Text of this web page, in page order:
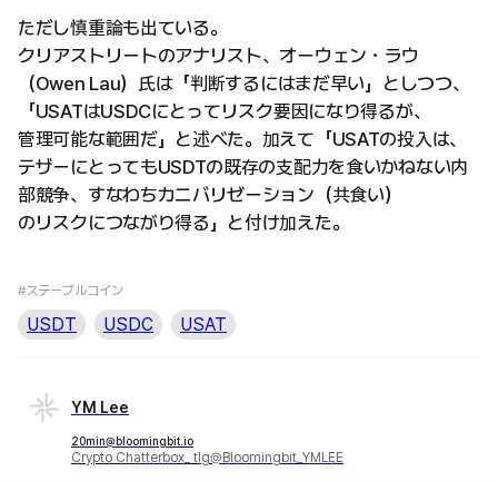
ただし慎重論も出ている。
クリアストリートのアナリスト、オーウェン・ラウ
（Owen Lau）氏は「判断するにはまだ早い」としつつ、
「USATはUSDCにとってリスク要因になり得るが、
管理可能な範囲だ」と述べた。加えて「USATの投入は、
テザーにとってもUSDTの既存の支配力を食いかねない内
部競争、すなわちカニバリゼーション（共食い）
のリスクにつながり得る」と付け加えた。
#ステーブルコイン
USDT USDC USAT
YM Lee
20min@bloomingbit.io
Crypto Chatterbox_ tlg@Bloomingbit_YMLEE